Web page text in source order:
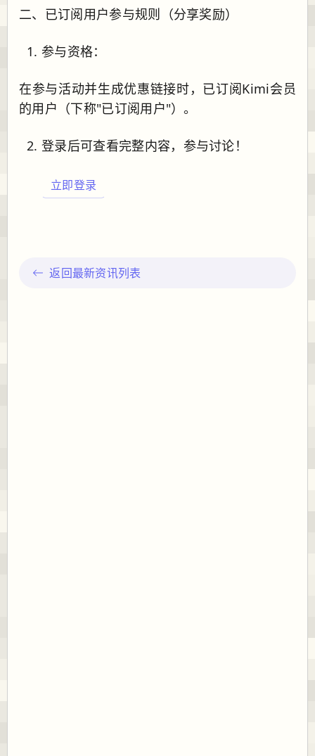
二、已订阅用户参与规则（分享奖励）
参与资格：
在参与活动并生成优惠链接时，已订阅Kimi会员
的用户（下称"已订阅用户"）。
登录后可查看完整内容，参与讨论！
立即登录
返回最新资讯列表